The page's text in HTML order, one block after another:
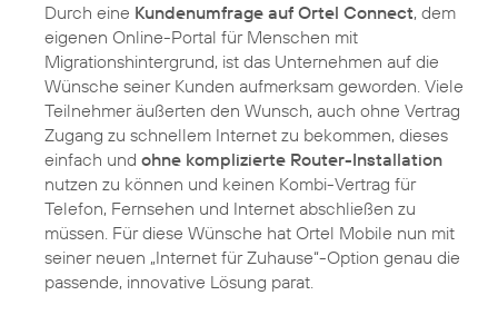
Durch eine Kundenumfrage auf Ortel Connect, dem
eigenen Online-Portal für Menschen mit
Migrationshintergrund, ist das Unternehmen auf die
Wünsche seiner Kunden aufmerksam geworden. Viele
Teilnehmer äußerten den Wunsch, auch ohne Vertrag
Zugang zu schnellem Internet zu bekommen, dieses
einfach und ohne komplizierte Router-Installation
nutzen zu können und keinen Kombi-Vertrag für
Telefon, Fernsehen und Internet abschließen zu
müssen. Für diese Wünsche hat Ortel Mobile nun mit
seiner neuen „Internet für Zuhause“-Option genau die
passende, innovative Lösung parat.